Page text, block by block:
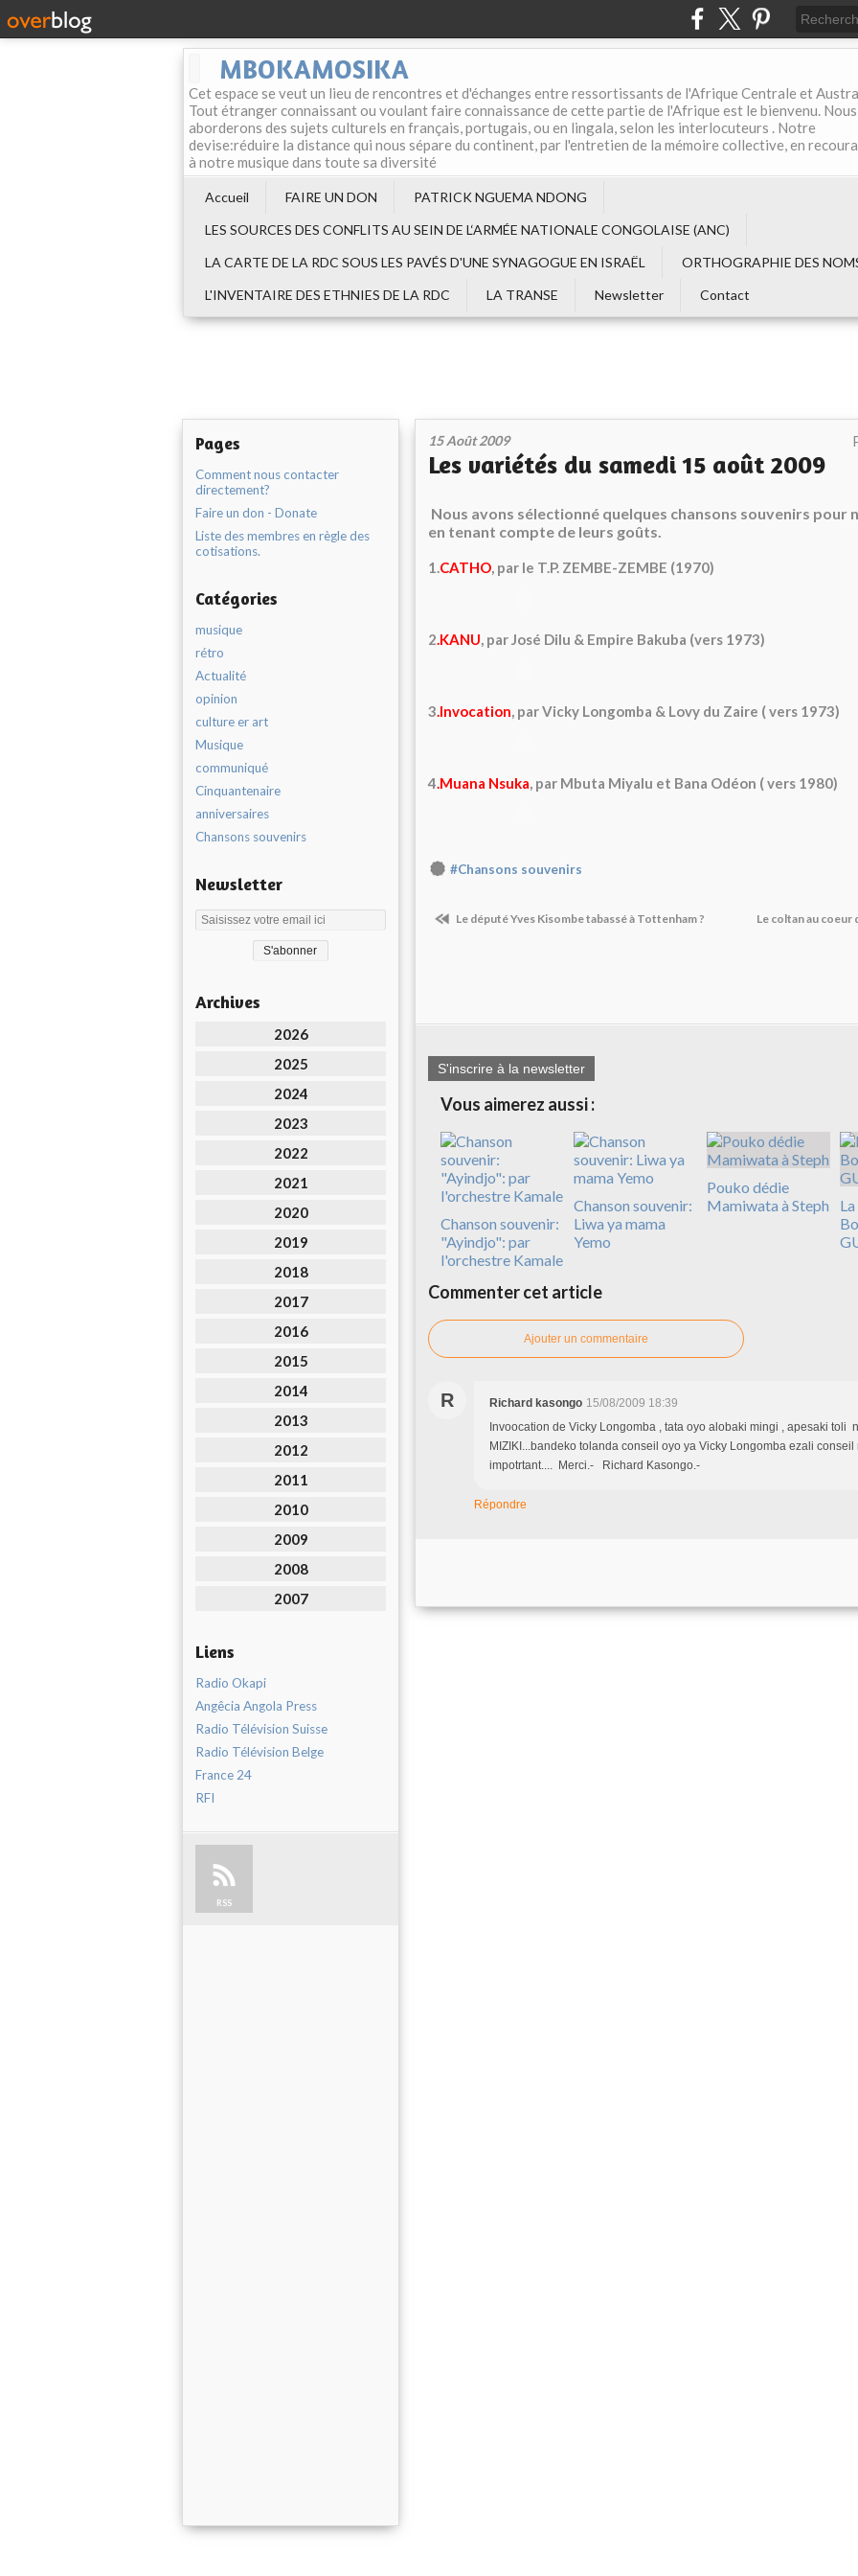
MBOKAMOSIKA
Cet espace se veut un lieu de rencontres et d'échanges entre ressortissants de l'Afrique Centrale et
Tout étranger connaissant ou voulant faire connaissance de cette partie de l'Afrique est le bienvenu.
aborderons des sujets culturels en français, portugais, ou en lingala, selon les interlocuteurs . Notre
devise:réduire la distance qui nous sépare du continent, par l'entretien de la mémoire collective, en
à notre musique dans toute sa diversité
Accueil FAIRE UN DON
PATRICK NGUEMA NDONG
LES SOURCES DES CONFLITS AU SEIN DE L‘ARMÉE NATIONALE CONGOLAISE (ANC)
LA CARTE DE LA RDC SOUS LES PAVÉS D'UNE SYNAGOGUE EN ISRAËL
ORTHOGRAPHIE DES
L'INVENTAIRE DES ETHNIES DE LA RDC
LA TRANSE Newsletter Contact
Pages
Comment nous contacter
directement?
Faire un don - Donate
Liste des membres en règle des
cotisations.
Catégories
musique
rétro
Actualité
opinion
culture er art
Musique
communiqué
Cinquantenaire
anniversaires
Chansons souvenirs
Newsletter
Archives
2026
2025
2024
2023
2022
2021
2020
2019
2018
2017
2016
2015
2014
2013
2012
2011
2010
2009
2008
2007
Liens
Radio Okapi
Angêcia Angola Press
Radio Télévision Suisse
Radio Télévision Belge
France 24
RFI
RSS
15 Août 2009
Les variétés du samedi 15 août 2009
Nous avons sélectionné quelques chansons souvenirs pour
en tenant compte de leurs goûts.
1.CATHO, par le T.P. ZEMBE-ZEMBE (1970)
2.KANU, par José Dilu & Empire Bakuba (vers 1973)
3.Invocation, par Vicky Longomba & Lovy du Zaire ( vers 1973)
4.Muana Nsuka, par Mbuta Miyalu et Bana Odéon ( vers 1980)
#Chansons souvenirs
Le député Yves Kisombe tabassé à Tottenham ? Le coltan au coeur
S'inscrire à la newsletter
Vous aimerez aussi :
Chanson souvenir:
"Ayindjo": par
l'orchestre Kamale
Chanson souvenir:
Liwa ya mama
Yemo
Pouko dédie
Mamiwata à Steph
Commenter cet article
Ajouter un commentaire
R Richard kasongo 15/08/2009 18:39
Invoocation de Vicky Longomba , tata oyo alobaki mingi , apesaki toli
MIZIKI...bandeko tolanda conseil oyo ya Vicky Longomba ezali conseil
impotrtant.... Merci.- Richard Kasongo.-
Répondre